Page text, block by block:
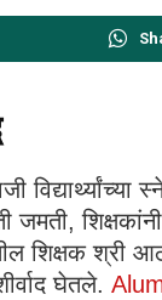
शिक्षक
घेतले.